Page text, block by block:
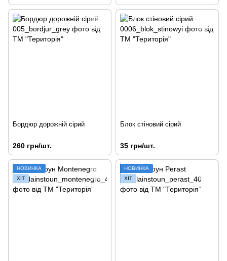
Бордюр дорожній сірий
260 грн/шт.
Блок стіновий сірий
35 грн/шт.
НОВИНКА
ХІТ
НОВИНКА
ХІТ